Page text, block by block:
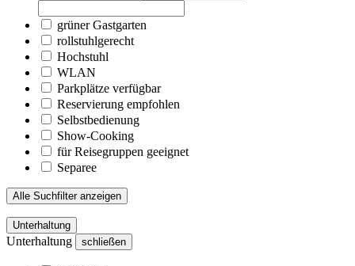
grüner Gastgarten
rollstuhlgerecht
Hochstuhl
WLAN
Parkplätze verfügbar
Reservierung empfohlen
Selbstbedienung
Show-Cooking
für Reisegruppen geeignet
Separee
Alle Suchfilter anzeigen
Unterhaltung
Unterhaltung schließen